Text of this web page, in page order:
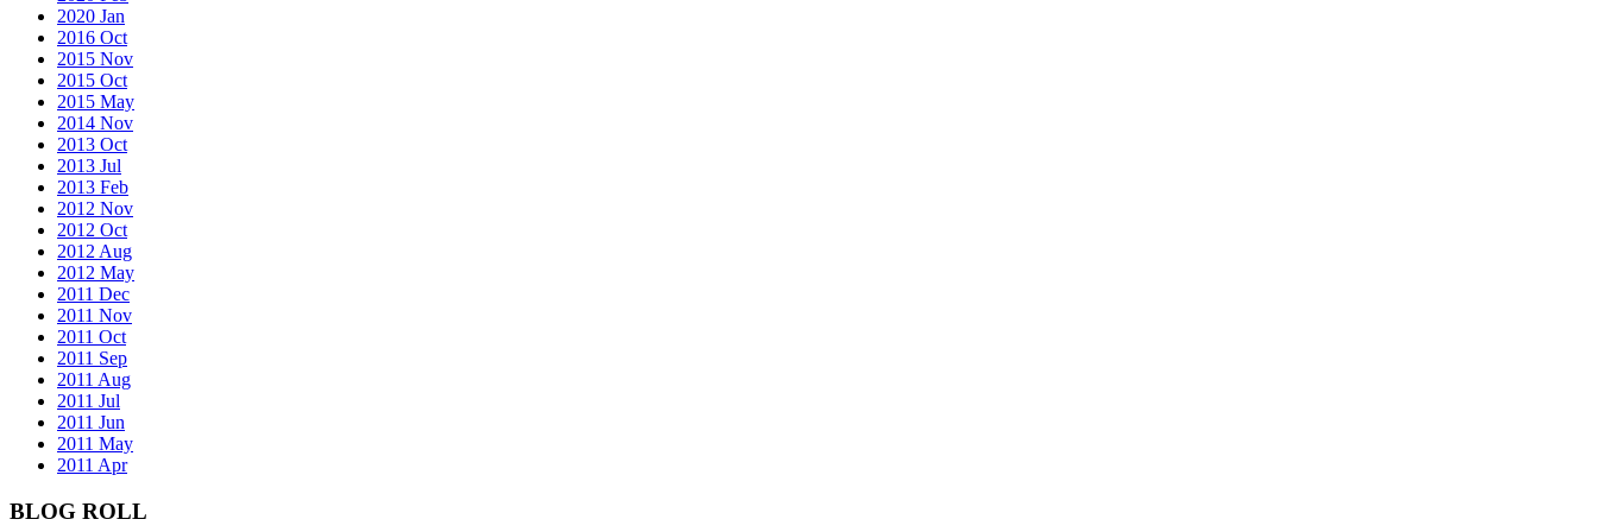
2020 Jan
2016 Oct
2015 Nov
2015 Oct
2015 May
2014 Nov
2013 Oct
2013 Jul
2013 Feb
2012 Nov
2012 Oct
2012 Aug
2012 May
2011 Dec
2011 Nov
2011 Oct
2011 Sep
2011 Aug
2011 Jul
2011 Jun
2011 May
2011 Apr
BLOG ROLL